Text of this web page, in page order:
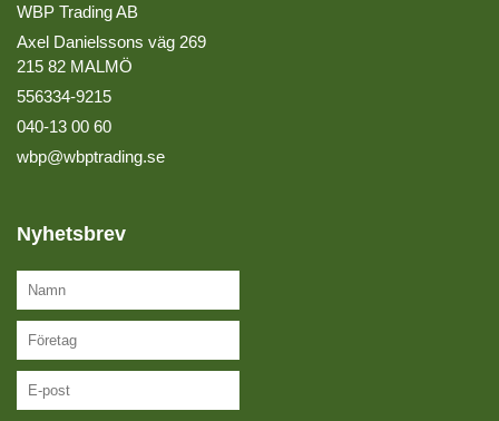
WBP Trading AB
Axel Danielssons väg 269
215 82 MALMÖ
556334-9215
040-13 00 60
wbp@wbptrading.se
Nyhetsbrev